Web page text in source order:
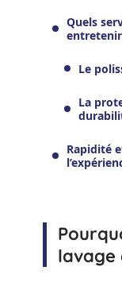
Quels
Le
La
Rapidité
lavage